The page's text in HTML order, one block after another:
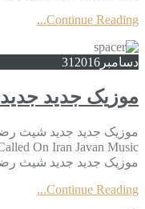
Continue Reading...
دسامبر 31 2016
موزیک جدید
موزیک جدید جديد شیث
Continue Reading...